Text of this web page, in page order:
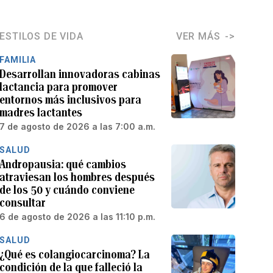
ESTILOS DE VIDA VER MÁS
FAMILIA
Desarrollan innovadoras cabinas
lactancia para promover
entornos más inclusivos para
madres lactantes
7 de agosto de 2026 a las 7:00 a.m.
SALUD
Andropausia: qué cambios
atraviesan los hombres después
de los 50 y cuándo conviene
consultar
6 de agosto de 2026 a las 11:10 p.m.
SALUD
¿Qué es colangiocarcinoma? La
condición de la que falleció la